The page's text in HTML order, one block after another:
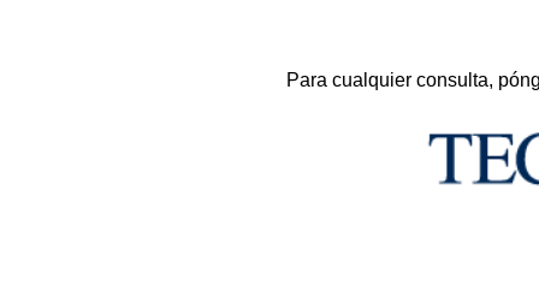
Para cualquier consulta,